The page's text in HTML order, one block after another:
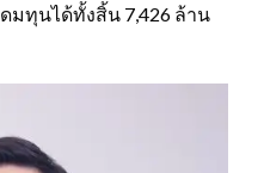
มทุนได้ทั้งสิ้น 7,426 ล้าน